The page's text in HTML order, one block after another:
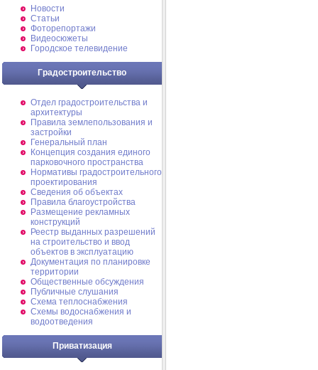
Новости
Статьи
Фоторепортажи
Видеосюжеты
Городское телевидение
Градостроительство
Отдел градостроительства и
архитектуры
Правила землепользования и
застройки
Генеральный план
Концепция создания единого
парковочного пространства
Нормативы градостроительного
проектирования
Сведения об объектах
Правила благоустройства
Размещение рекламных
конструкций
Реестр выданных разрешений
на строительство и ввод
объектов в эксплуатацию
Документация по планировке
территории
Общественные обсуждения
Публичные слушания
Схема теплоснабжения
Схемы водоснабжения и
водоотведения
Приватизация